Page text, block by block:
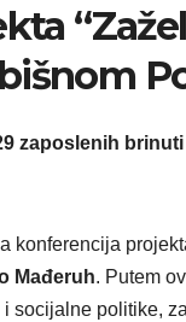
zaposlenih
konferencija
Mađeruh. Putem
socijalne politike,